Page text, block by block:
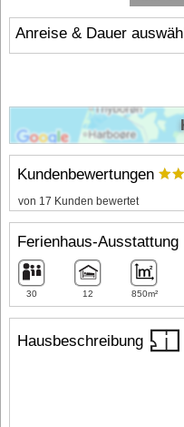
Anreise & Dauer
Hausbeschreibung
Kundenbewertungen
von 17 Kunden bewertet
Ferienhaus-Ausstattung
30 12 850m²